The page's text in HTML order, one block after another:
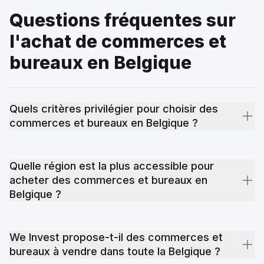
Questions fréquentes sur
l'achat de commerces et
bureaux en Belgique
Quels critères privilégier pour choisir des
commerces et bureaux en Belgique ?
transports, des écoles et des commerces. Viennent ensuite la
performance énergétique (le certificat PEB impacte
directement les charges), la superficie, l'état général du bien
et le budget total incluant les frais annexes. Nos agents locaux
Quelle région est la plus accessible pour
acheter des commerces et bureaux en
Belgique ?
localisation, l'état du bien et la demande locale. Certaines
provinces offrent des opportunités accessibles, d'autres
concentrent une forte demande qui tire les prix vers le haut.
We Invest propose-t-il des commerces et
bureaux à vendre dans toute la Belgique ?